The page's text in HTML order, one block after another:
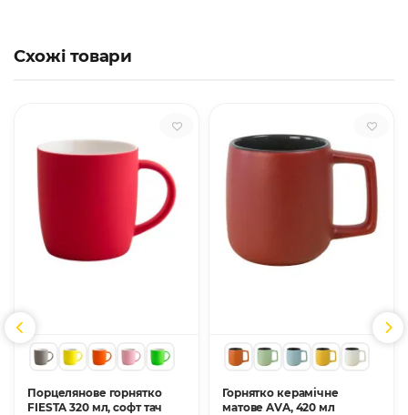
Схожі товари
Порцелянове горнятко
FIESTA 320 мл, софт тач
Горнятко керамічне
матове AVA, 420 мл